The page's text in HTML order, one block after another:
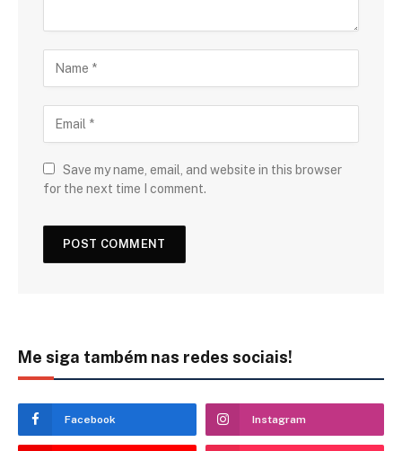
Save my name, email, and website in this browser
for the next time I comment.
Me siga também nas redes sociais!
Facebook Instagram